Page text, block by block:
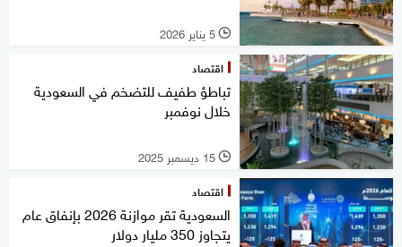
l 5 يناير 2026
اقتصاد
تباطؤ طفيف للتضخم في السعودية
خلال نوفمبر
l 15 ديسمبر 2025
اقتصاد
السعودية تقر موازنة 2026 بإنفاق عام
يتجاوز 350 مليار دولار